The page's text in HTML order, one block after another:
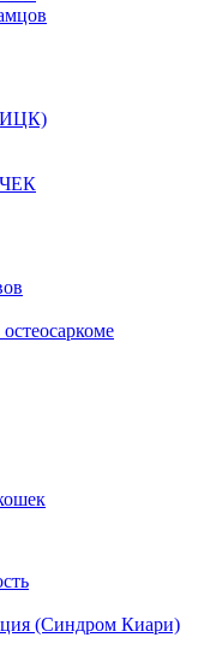
(Синдром Киари)